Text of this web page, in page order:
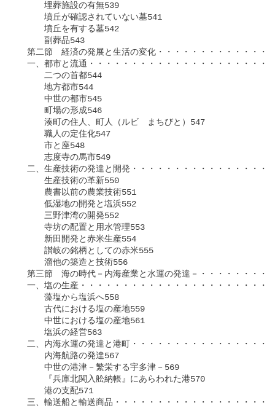
埋葬施設の有無539
墳丘が確認されていない墓541
墳丘を有する墓542
副葬品543
第二節　経済の発展と生活の変化・・・・・・・・・・・・・
一、都市と流通・・・・・・・・・・・・・・・・・・・・・
二つの首都544
地方都市544
中世の都市545
町場の形成546
湊町の住人、町人（ルビ　まちびと）547
職人の定住化547
市と座548
志度寺の馬市549
二、生産技術の発達と開発・・・・・・・・・・・・・・・・
生産技術の革新550
農書以前の農業技術551
低湿地の開発と塩浜552
三野津湾の開発552
寺坊の配置と用水管理553
新田開発と赤米生産554
讃岐の銘柄としての赤米555
溜他の築造と技術556
第三節　海の時代－内海産業と水運の発達－・・・・・・・・
一、塩の生産・・・・・・・・・・・・・・・・・・・・・・
藻塩から塩浜へ558
古代における塩の産地559
中世における塩の産地561
塩浜の経営563
二、内海水運の発達と港町・・・・・・・・・・・・・・・・
内海航路の発達567
中世の港津－繁栄する宇多津－569
『兵庫北関入舩納帳』にあらわれた港570
港の支配571
三、輸送船と輸送商品・・・・・・・・・・・・・・・・・・